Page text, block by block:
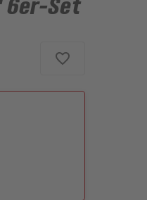
6er-Set